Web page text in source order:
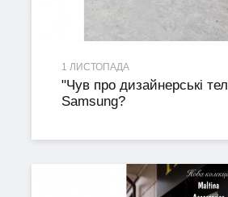
1 ЛИСТОПАДА
"Чув про дизайнерські
Samsung?